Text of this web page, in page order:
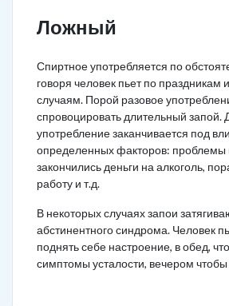
Ложный
Спиртное употребляется по
говоря человек пьет по праздникам
случаям. Порой разовое
спровоцировать длительный запой.
употребление заканчивается под
определенных факторов: проблемы
закончились деньги на алкоголь,
работу и т.д.
В некоторых случаях запои
абстинентного синдрома. Человек
поднять себе настроение, в обед,
симптомы усталости, вечером чтобы